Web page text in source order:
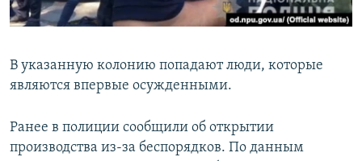
В указанную колонию попадают люди, которые
являются впервые осужденными.
Ранее в полиции сообщили об открытии
производства из-за беспорядков. По данным